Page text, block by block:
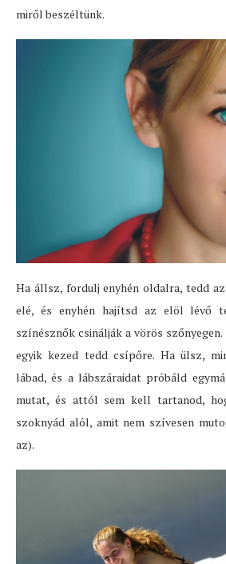
miről beszéltünk.
Ha állsz, fordulj enyhén oldalra, tedd
elé, és enyhén hajítsd az elöl lévő
színésznők csinálják a vörös szőnyegen.
egyik kezed tedd csípőre. Ha ülsz,
lábad, és a lábszáraidat próbáld
mutat, és attól sem kell tartanod,
szoknyád alól, amit nem szívesen
az).